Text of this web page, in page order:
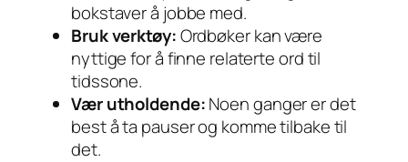
bokstaver å jobbe med.
Bruk verktøy:Ordbøker kan være
nyttige for å finne relaterte ord til
tidssone.
Vær utholdende:Noen ganger er det
best å ta pauser og komme tilbake til
det.